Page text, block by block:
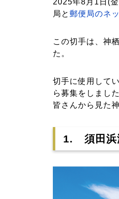
2025年8月1日(
局と 郵便局のネ
この切手は、神
た。
切手に使用して
ら募集をしました
皆さんから見た
1. 須田浜